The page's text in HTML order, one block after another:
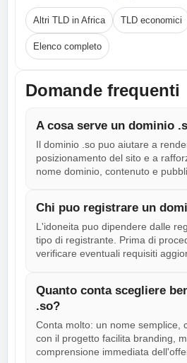
Altri TLD in Africa TLD economici
Elenco completo
Domande frequenti
A cosa serve un dominio
Il dominio .so puo aiutare a
posizionamento del sito e a
nome dominio, contenuto e
Chi puo registrare un
L'idoneita puo dipendere dalle
tipo di registrante. Prima di
verificare eventuali requisiti
Quanto conta scegliere
.so?
Conta molto: un nome semplice,
con il progetto facilita branding,
comprensione immediata